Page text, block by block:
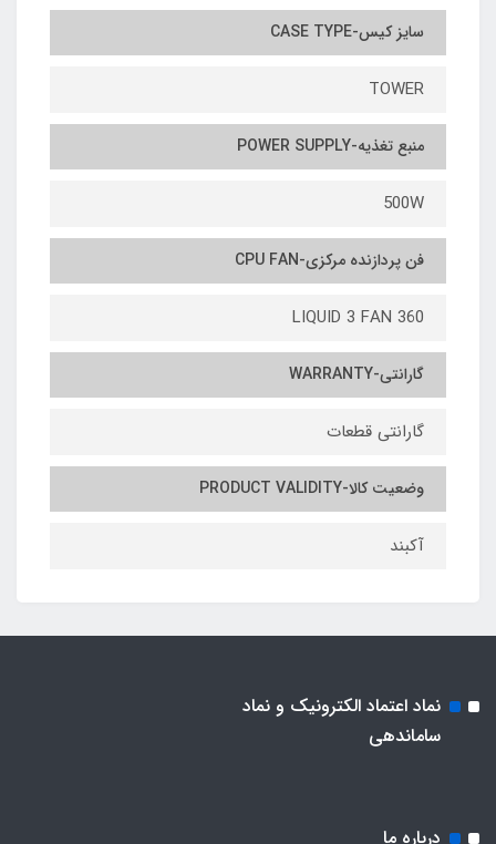
سایز کیس-CASE TYPE
TOWER
منبع تغذیه-POWER SUPPLY
500W
فن پردازنده مرکزی-CPU FAN
LIQUID 3 FAN 360
گارانتی-WARRANTY
گارانتی قطعات
وضعیت کالا-PRODUCT VALIDITY
آکبند
نماد اعتماد الکترونیک و نماد
ساماندهی
درباره ما